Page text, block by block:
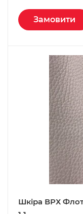
Замовити
Шкіра ВРХ